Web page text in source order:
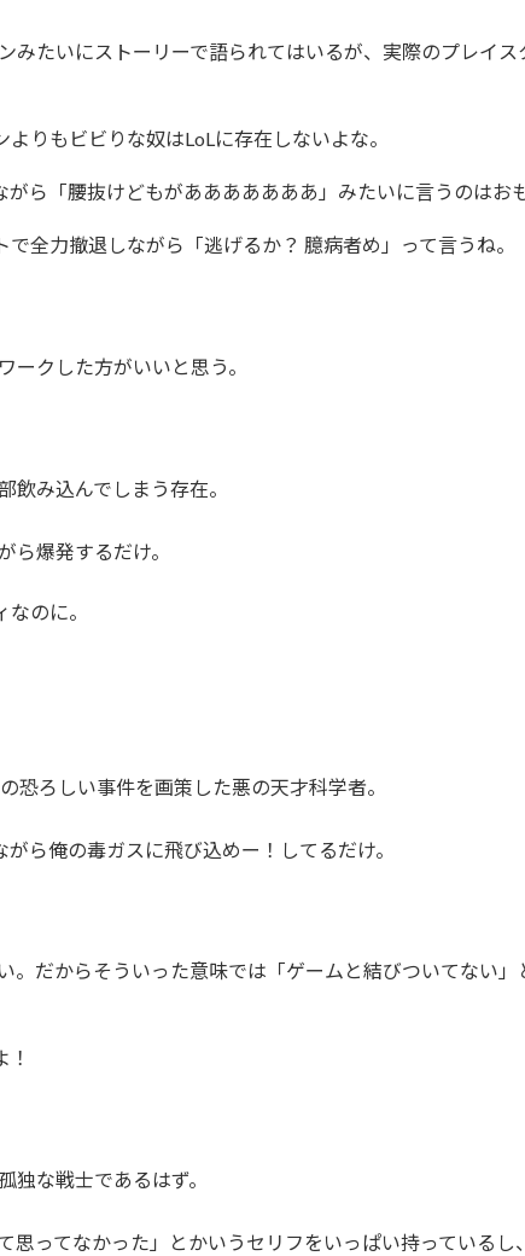
みたいにストーリーで語られてはいるが、実際のプレイス
りもビビりな奴はLoLに存在しないよな。
ら「腰抜けどもがあああああああ」みたいに言うのはお
全力撤退しながら「逃げるか？ 臆病者め」って言うね。
ークした方がいいと思う。
飲み込んでしまう存在。
ら爆発するだけ。
のに。
恐ろしい事件を画策した悪の天才科学者。
ら俺の毒ガスに飛び込めー！してるだけ。
。だからそういった意味では「ゲームと結びついてない」
独な戦士であるはず。
思ってなかった」とかいうセリフをいっぱい持っているし